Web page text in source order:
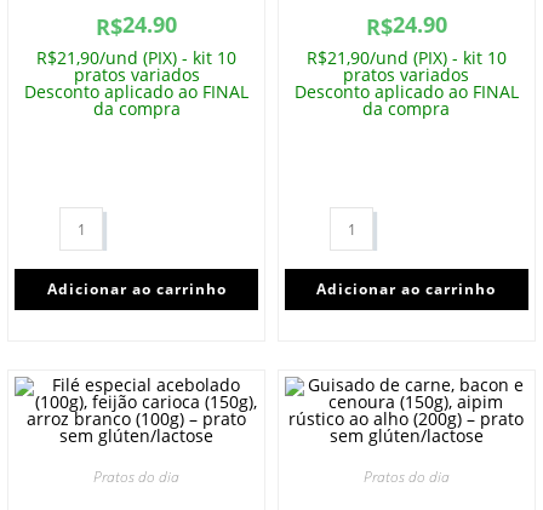
R$24.90
R$21,90/und (PIX) - kit 10
pratos variados
Desconto aplicado ao FINAL
da compra
Adicionar ao carrinho
R$24.90
R$21,90/und (PIX) - kit 10
pratos variados
Desconto aplicado ao FINAL
da compra
Adicionar ao carrinho
Pratos do dia Pratos do dia